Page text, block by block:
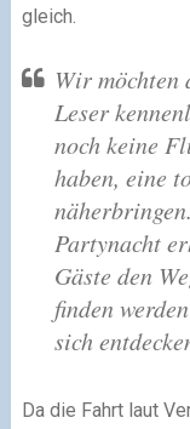
gleich.
Wir möchten
Leser
noch keine
haben, eine
Partynacht
Gäste den
finden
sich
Da die Fahrt laut